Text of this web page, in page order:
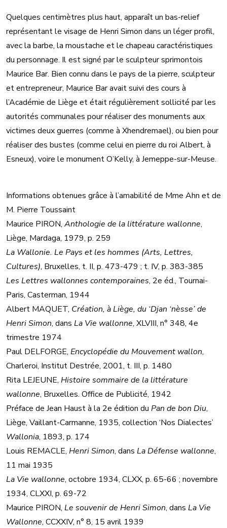
Quelques centimètres plus haut, apparaît un bas-relief
représentant le visage de Henri Simon dans un léger profil,
avec la barbe, la moustache et le chapeau caractéristiques
du personnage. Il est signé par le sculpteur sprimontois
Maurice Bar. Bien connu dans le pays de la pierre, sculpteur
et entrepreneur, Maurice Bar avait suivi des cours à
l’Académie de Liège et était régulièrement sollicité par les
autorités communales pour réaliser des monuments aux
victimes deux guerres (comme à Xhendremael), ou bien pour
réaliser des bustes (comme celui en pierre du roi Albert, à
Esneux), voire le monument O’Kelly, à Jemeppe-sur-Meuse.
Informations obtenues grâce à l’amabilité de Mme Ahn et de
M. Pierre Toussaint
Maurice PIRON, Anthologie de la littérature wallonne,
Liège, Mardaga, 1979, p. 259
La Wallonie. Le Pays et les hommes (Arts, Lettres,
Cultures), Bruxelles, t. II, p. 473-479 ; t. IV, p. 383-385
Les Lettres wallonnes contemporaines, 2e éd., Tournai-
Paris, Casterman, 1944
Albert MAQUET, Création, à Liège, du ‘Djan ‘nèsse’ de
Henri Simon, dans La Vie wallonne, XLVIII, n° 348, 4e
trimestre 1974
Paul DELFORGE, Encyclopédie du Mouvement wallon,
Charleroi, Institut Destrée, 2001, t. III, p. 1480
Rita LEJEUNE, Histoire sommaire de la littérature
wallonne, Bruxelles. Office de Publicité, 1942
Préface de Jean Haust à la 2e édition du Pan de bon Diu,
Liège, Vaillant-Carmanne, 1935, collection ‘Nos Dialectes’
Wallonia, 1893, p. 174
Louis REMACLE, Henri Simon, dans La Défense wallonne,
11 mai 1935
La Vie wallonne, octobre 1934, CLXX, p. 65-66 ; novembre
1934, CLXXI, p. 69-72
Maurice PIRON, Le souvenir de Henri Simon, dans La Vie
Wallonne, CCXXIV, n° 8, 15 avril 1939